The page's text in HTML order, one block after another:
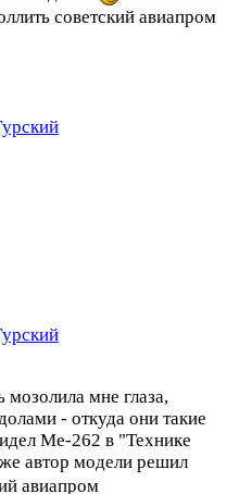
советский авиапром
мозолила мне глаза,
- откуда они такие
Ме-262 в "Технике
автор модели решил
авиапром